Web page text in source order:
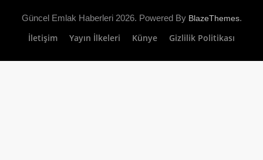
Güncel Emlak Haberleri 2026. Powered By BlazeThemes.
İletişim Yayın İlkeleri Künye Gizlilik Politikası